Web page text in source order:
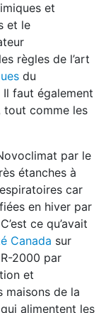
et
et le
règles de l’art
du
faut également
tout comme les
par le
étanches à
car
en hiver par
ce qu’avait
Canada sur
2000 par
et
maisons de la
alimentent les